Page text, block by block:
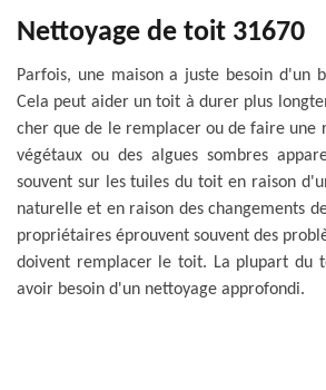
Nettoyage de toit 31670
Parfois, une maison a juste besoin d'un
Cela peut aider un toit à durer plus
cher que de le remplacer ou de faire une
végétaux ou des algues sombres
souvent sur les tuiles du toit en raison
naturelle et en raison des changements
propriétaires éprouvent souvent des
doivent remplacer le toit. La plupart du
avoir besoin d'un nettoyage approfondi.